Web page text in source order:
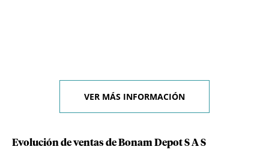
VER MÁS INFORMACIÓN
Evolución de ventas de Bonam Depot S A S